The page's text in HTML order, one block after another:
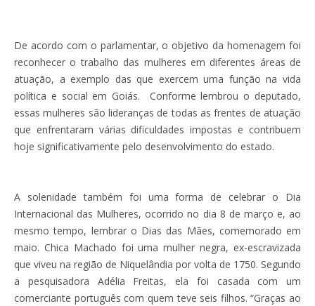
De acordo com o parlamentar, o objetivo da homenagem foi
reconhecer o trabalho das mulheres em diferentes áreas de
atuação, a exemplo das que exercem uma função na vida
política e social em Goiás. Conforme lembrou o deputado,
essas mulheres são lideranças de todas as frentes de atuação
que enfrentaram várias dificuldades impostas e contribuem
hoje significativamente pelo desenvolvimento do estado.
A solenidade também foi uma forma de celebrar o Dia
Internacional das Mulheres, ocorrido no dia 8 de março e, ao
mesmo tempo, lembrar o Dias das Mães, comemorado em
maio. Chica Machado foi uma mulher negra, ex-escravizada
que viveu na região de Niquelândia por volta de 1750. Segundo
a pesquisadora Adélia Freitas, ela foi casada com um
comerciante português com quem teve seis filhos. “Graças ao